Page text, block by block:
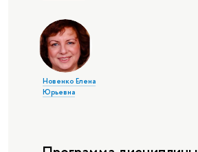
Новенко Елена
Юрьевна